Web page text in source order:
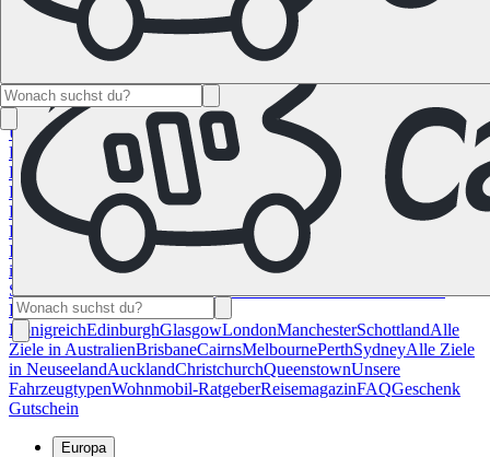
NamibiaSüdafrika
Alle Ziele in
KanadaCalgaryHalifaxMontrealTorontoVancouver
Alle Ziele in den
USALas VegasLos Angeles Miami New YorkSan
Francisco
Chile Costa Rica Alle Reiseziele in
Deutschland
Berlin Hamburg Leipzig München Stuttgart
Reiseziele in
Frankreich
KorsikaLyonMarseilles NizzaParis Toulouse
Alle
Reiseziele in
Italien
CagliariFlorenzMailandRom Sardinien
in Norwegen Bergen
Alle Reiseziele in
Spanien
Reiseziele im Vereinigtem
KönigreichEdinburghGlasgowLondonManchesterSchottlandAlle
Ziele in AustralienBrisbaneCairnsMelbournePerthSydneyAlle Ziele
in NeuseelandAucklandChristchurchQueenstownUnsere
FahrzeugtypenWohnmobil-RatgeberReisemagazinFAQGeschenk
Gutschein
Europa